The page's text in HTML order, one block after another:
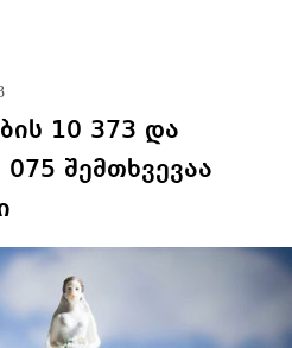
10 373 და
შემთხვევაა